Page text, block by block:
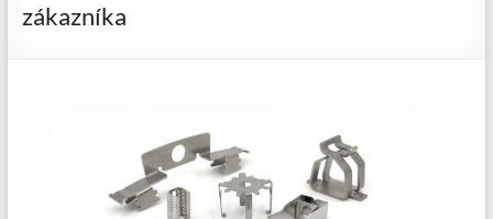
zákazníka